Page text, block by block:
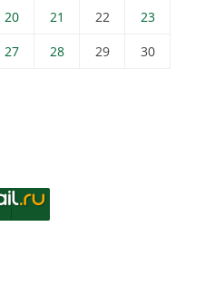
20 21 22
23
27 28 29 30